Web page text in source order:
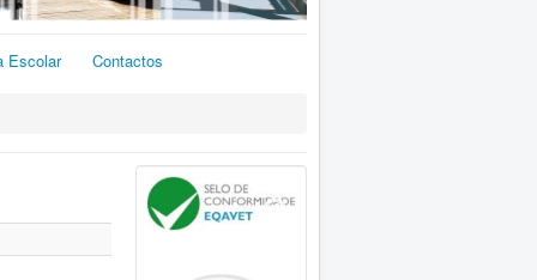
Escolar Contactos